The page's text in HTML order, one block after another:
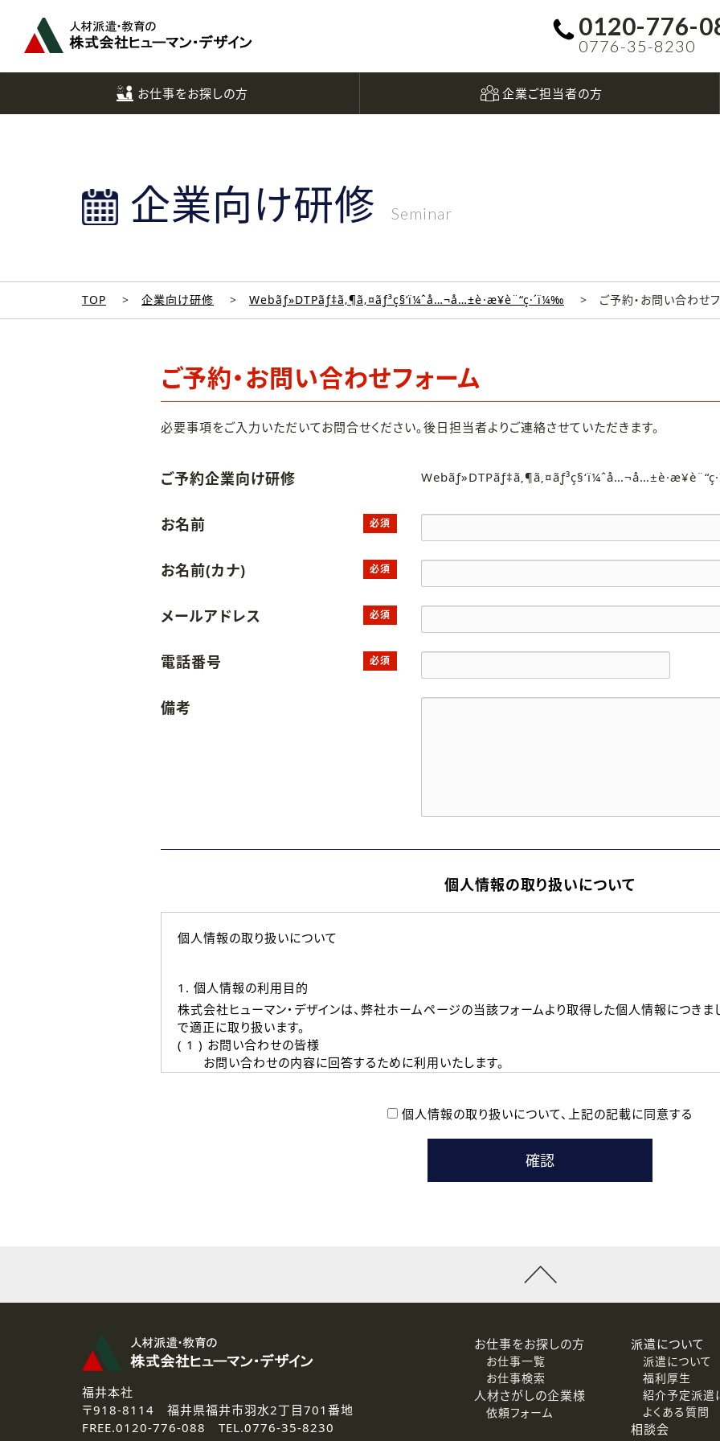
0120-776-
0776-35-8230
お仕事をお探しの方 企業ご担当者の方
企業向け研修 Seminar
TOP 企業向け研修 Webãƒ»DTPãƒ‡ã‚¶ã‚¤ãƒ³ç§‘ï¼ˆå…¬å…±è·æ¥­è¨“ç·´ï¼‰ ご予約・お問い合わせ
ご予約・お問い合わせフォーム
必要事項をご入力いただいてお問合せください。後日担当者よりご連絡させていただきます。
ご予約企業向け研修
お名前 必須
お名前(カナ) 必須
メールアドレス 必須
電話番号 必須
備考
個人情報の取り扱いについて
個人情報の取り扱いについて
1. 個人情報の利用目的
株式会社ヒューマン・デザインは、弊社ホームページの当該フォームより取得した個人情報につき
で適正に取り扱います。
( 1 ) お問い合わせの皆様
お問い合わせの内容に回答するために利用いたします。
本登録に関するご連絡および本登録時の参考情報として利用いたします。
なお、ご連絡手段は、電話・Ｅメールのいずれかの方法といたします。
3.個人情報の取り扱いの委託
弊社の定める個人情報保護の評価基準を満たした委託先に、個人情報を委託する場合があります。
4.個人情報の開示等について
ご提供いただいた個人情報の開示等（利用目的の通知、開示、訂正、追加または削除、利用の停止、
個人情報の取り扱いについて、 上記の記載に同意する
へ
福井本社
〒918-8114 福井県福井市羽水2丁目701番地
FREE.0120-776-088 TEL.0776-35-8230
お仕事をお探しの方
お仕事一覧
お仕事検索
人材さがしの企業様
依頼フォーム
派遣について
派遣について
福利厚生
紹介予定派遣
よくある質問
相談会